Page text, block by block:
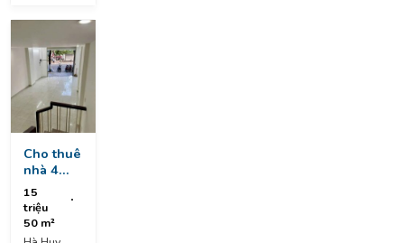
thanh
Vietnam
Cho thuê
nhà 4
tầng mặt
tiền hà
huy tập
15
triệu
50 m²